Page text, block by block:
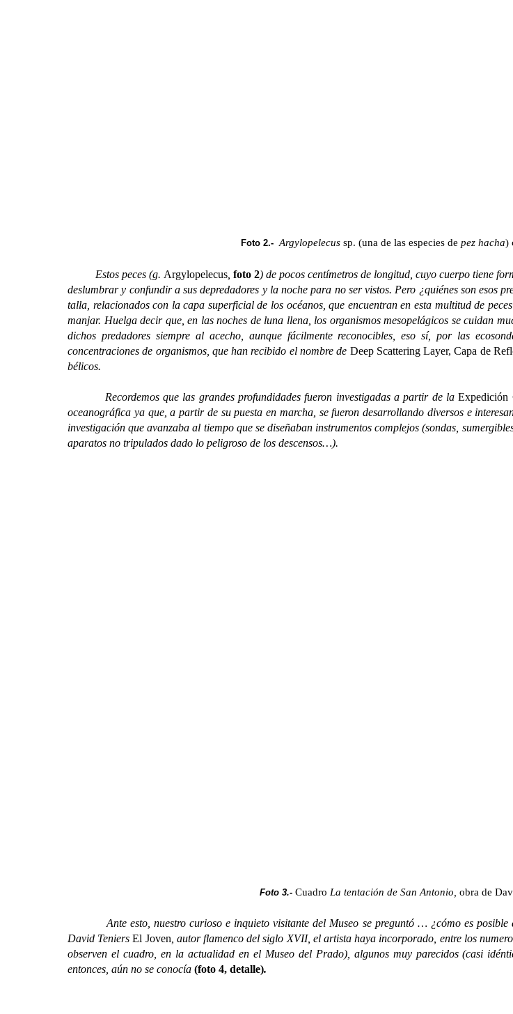
Foto 2.- Argylopelecus sp. (una de las especies de pez hacha)
Estos peces (g. Argylopelecus foto 2) de pocos centímetros de longitud, cuyo cuerpo tiene
deslumbrar y confundir a sus depredadores y la noche para no ser vistos. Pero ¿quiénes son esos
talla, relacionados con la capa superficial de los océanos, que encuentran en esta multitud de
manjar. Huelga decir que, en las noches de luna llena, los organismos mesopelágicos se cuidan
dichos predadores siempre al acecho, aunque fácilmente reconocibles, eso sí, por las
concentraciones de organismos, que han recibido el nombre de Deep Scattering Layer, Capa de
bélicos.
Recordemos que las grandes profundidades fueron investigadas a partir de laExpedición
oceanográfica ya que, a partir de su puesta en marcha, se fueron desarrollando diversos e
investigación que avanzaba al tiempo que se diseñaban instrumentos complejos (sondas,
aparatos no tripulados dado lo peligroso de los descensos…).
Foto 3.- Cuadro La tentación de San Antonio, obra de
Ante esto, nuestro curioso e inquieto visitante del Museo se preguntó … ¿cómo es posible
David TeniersEl Joven , autor flamenco del siglo XVII, el artista haya incorporado, entre los
observen el cuadro, en la actualidad en el Museo del Prado), algunos muy parecidos (casi
entonces, aún no se conocía (foto 4, detalle).